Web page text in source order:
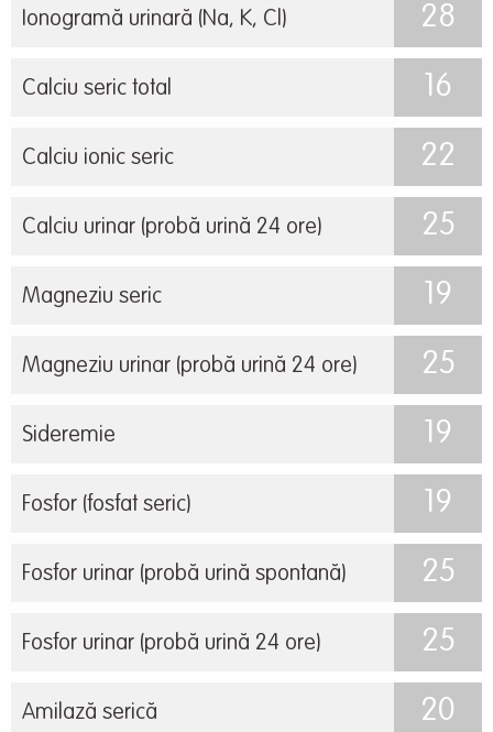
Ionogramă urinară (Na, K, Cl) 28
Calciu seric total 16
Calciu ionic seric 22
Calciu urinar (probă urină 24 ore) 25
Magneziu seric 19
Magneziu urinar (probă urină 24 ore) 25
Sideremie 19
Fosfor (fosfat seric) 19
Fosfor urinar (probă urină spontană) 25
Fosfor urinar (probă urină 24 ore) 25
Amilază serică 20